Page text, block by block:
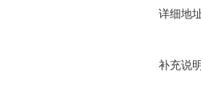
详细地
补充说